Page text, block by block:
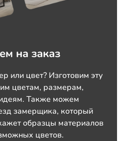
на заказ
или цвет? Изготовим эту
цветам, размерам,
Также можем
замерщика, который
образцы материалов
цветов.